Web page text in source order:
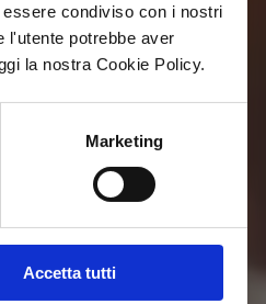
condiviso con i nostri
l'utente potrebbe aver
la nostra Cookie Policy.
Marketing
Accetta tutti